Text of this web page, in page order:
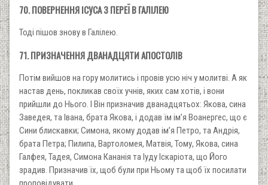
70. ПОВЕРНЕННЯ ІСУСА З ПЕРЕЇ В ГАЛІЛЕЮ
Тоді пішов знову в Галілею.
71. ПРИЗНАЧЕННЯ ДВАНАДЦЯТИ АПОСТОЛІВ
Потім вийшов на гору молитись і провів усю ніч у молитві. А як
настав день, покликав своїх учнів, яких сам хотів, і вони
прийшли до Нього. І Він призначив дванадцятьох: Якова, сина
Заведея, та Івана, брата Якова, і додав їм ім’я Воанергес, що є
Сини блискавки; Симона, якому додав ім’я Петро, та Андрія,
брата Петра; Пилипа, Вартоломея, Матвія, Тому, Якова, сина
Галфея, Тадея, Симона Кананія та Іуду Іскаріота, що Його
зрадив. Призначив їх, щоб були при Ньому та щоб їх посилати